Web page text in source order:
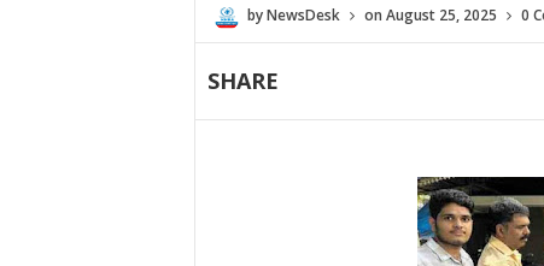
byNewsDesk on August 25, 2025 0
SHARE